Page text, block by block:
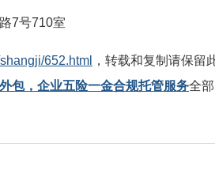
7号710室
652.html
，转载和复制请保留
包，企业五险一金合规托管服务全